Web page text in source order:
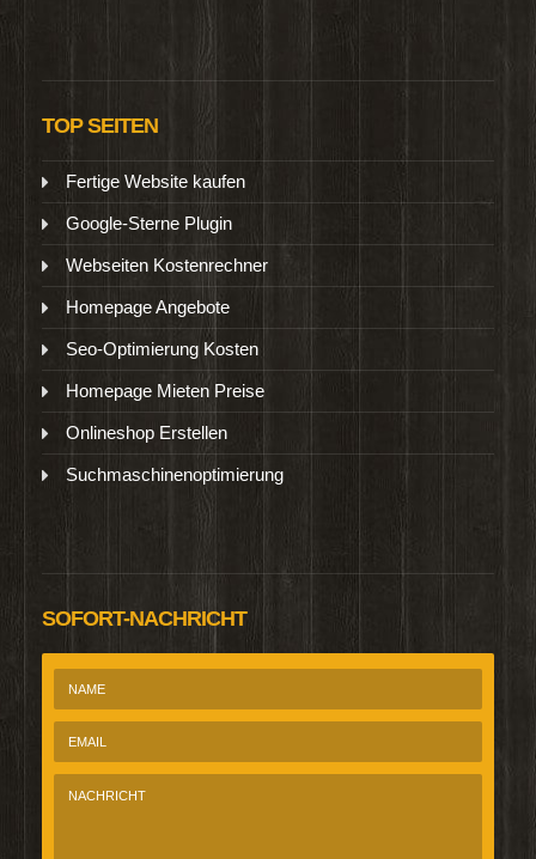
TOP SEITEN
Fertige Website kaufen
Google-Sterne Plugin
Webseiten Kostenrechner
Homepage Angebote
Seo-Optimierung Kosten
Homepage Mieten Preise
Onlineshop Erstellen
Suchmaschinenoptimierung
SOFORT-NACHRICHT